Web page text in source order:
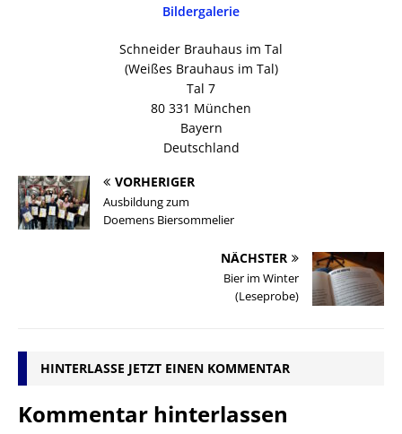
Bildergalerie
Schneider Brauhaus im Tal
(Weißes Brauhaus im Tal)
Tal 7
80 331 München
Bayern
Deutschland
VORHERIGER
Ausbildung zum
Doemens Biersommelier
NÄCHSTER
Bier im Winter
(Leseprobe)
HINTERLASSE JETZT EINEN KOMMENTAR
Kommentar hinterlassen